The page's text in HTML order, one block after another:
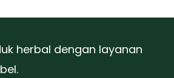
herbal dengan layanan